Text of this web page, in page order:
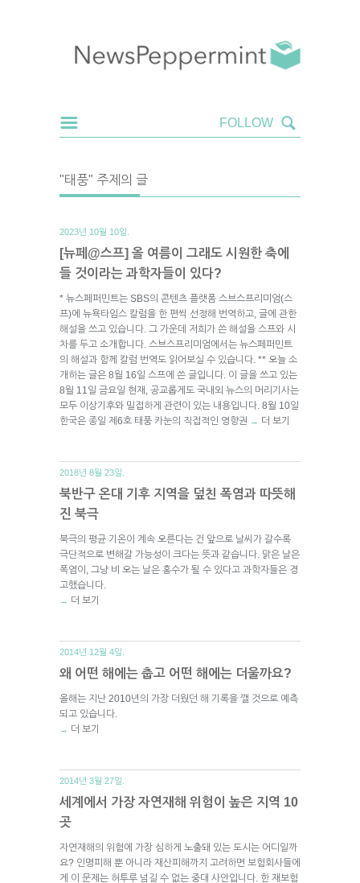
"태풍" 주제의 글
2023년 10월 10일.
[뉴페@스프] 올 여름이 그래도 시원한 축에
들 것이라는 과학자들이 있다?
* 뉴스페퍼민트는 SBS의 콘텐츠 플랫폼 스브스프리미엄(스
프)에 뉴욕타임스 칼럼을 한 편씩 선정해 번역하고, 글에 관한
해설을 쓰고 있습니다. 그 가운데 저희가 쓴 해설을 스프와 시
차를 두고 소개합니다. 스브스프리미엄에서는 뉴스페퍼민트
의 해설과 함께 칼럼 번역도 읽어보실 수 있습니다. ** 오늘 소
개하는 글은 8월 16일 스프에 쓴 글입니다. 이 글을 쓰고 있는
8월 11일 금요일 현재, 공교롭게도 국내외 뉴스의 머리기사는
모두 이상기후와 밀접하게 관련이 있는 내용입니다. 8월 10일
한국은 종일 제6호 태풍 카눈의 직접적인 영향권 → 더 보기
2018년 8월 23일.
북반구 온대 기후 지역을 덮친 폭염과 따뜻해
진 북극
북극의 평균 기온이 계속 오른다는 건 앞으로 날씨가 갈수록
극단적으로 변해갈 가능성이 크다는 뜻과 같습니다. 맑은 날은
폭염이, 그냥 비 오는 날은 홍수가 될 수 있다고 과학자들은 경
고했습니다.
→ 더 보기
2014년 12월 4일.
왜 어떤 해에는 춥고 어떤 해에는 더울까요?
올해는 지난 2010년의 가장 더웠던 해 기록을 깰 것으로 예측
되고 있습니다.
→ 더 보기
2014년 3월 27일.
세계에서 가장 자연재해 위험이 높은 지역 10
곳
자연재해의 위험에 가장 심하게 노출돼 있는 도시는 어디일까
요? 인명피해 뿐 아니라 재산피해까지 고려하면 보험회사들에
게 이 문제는 허투루 넘길 수 없는 중대 사안입니다. 한 재보험